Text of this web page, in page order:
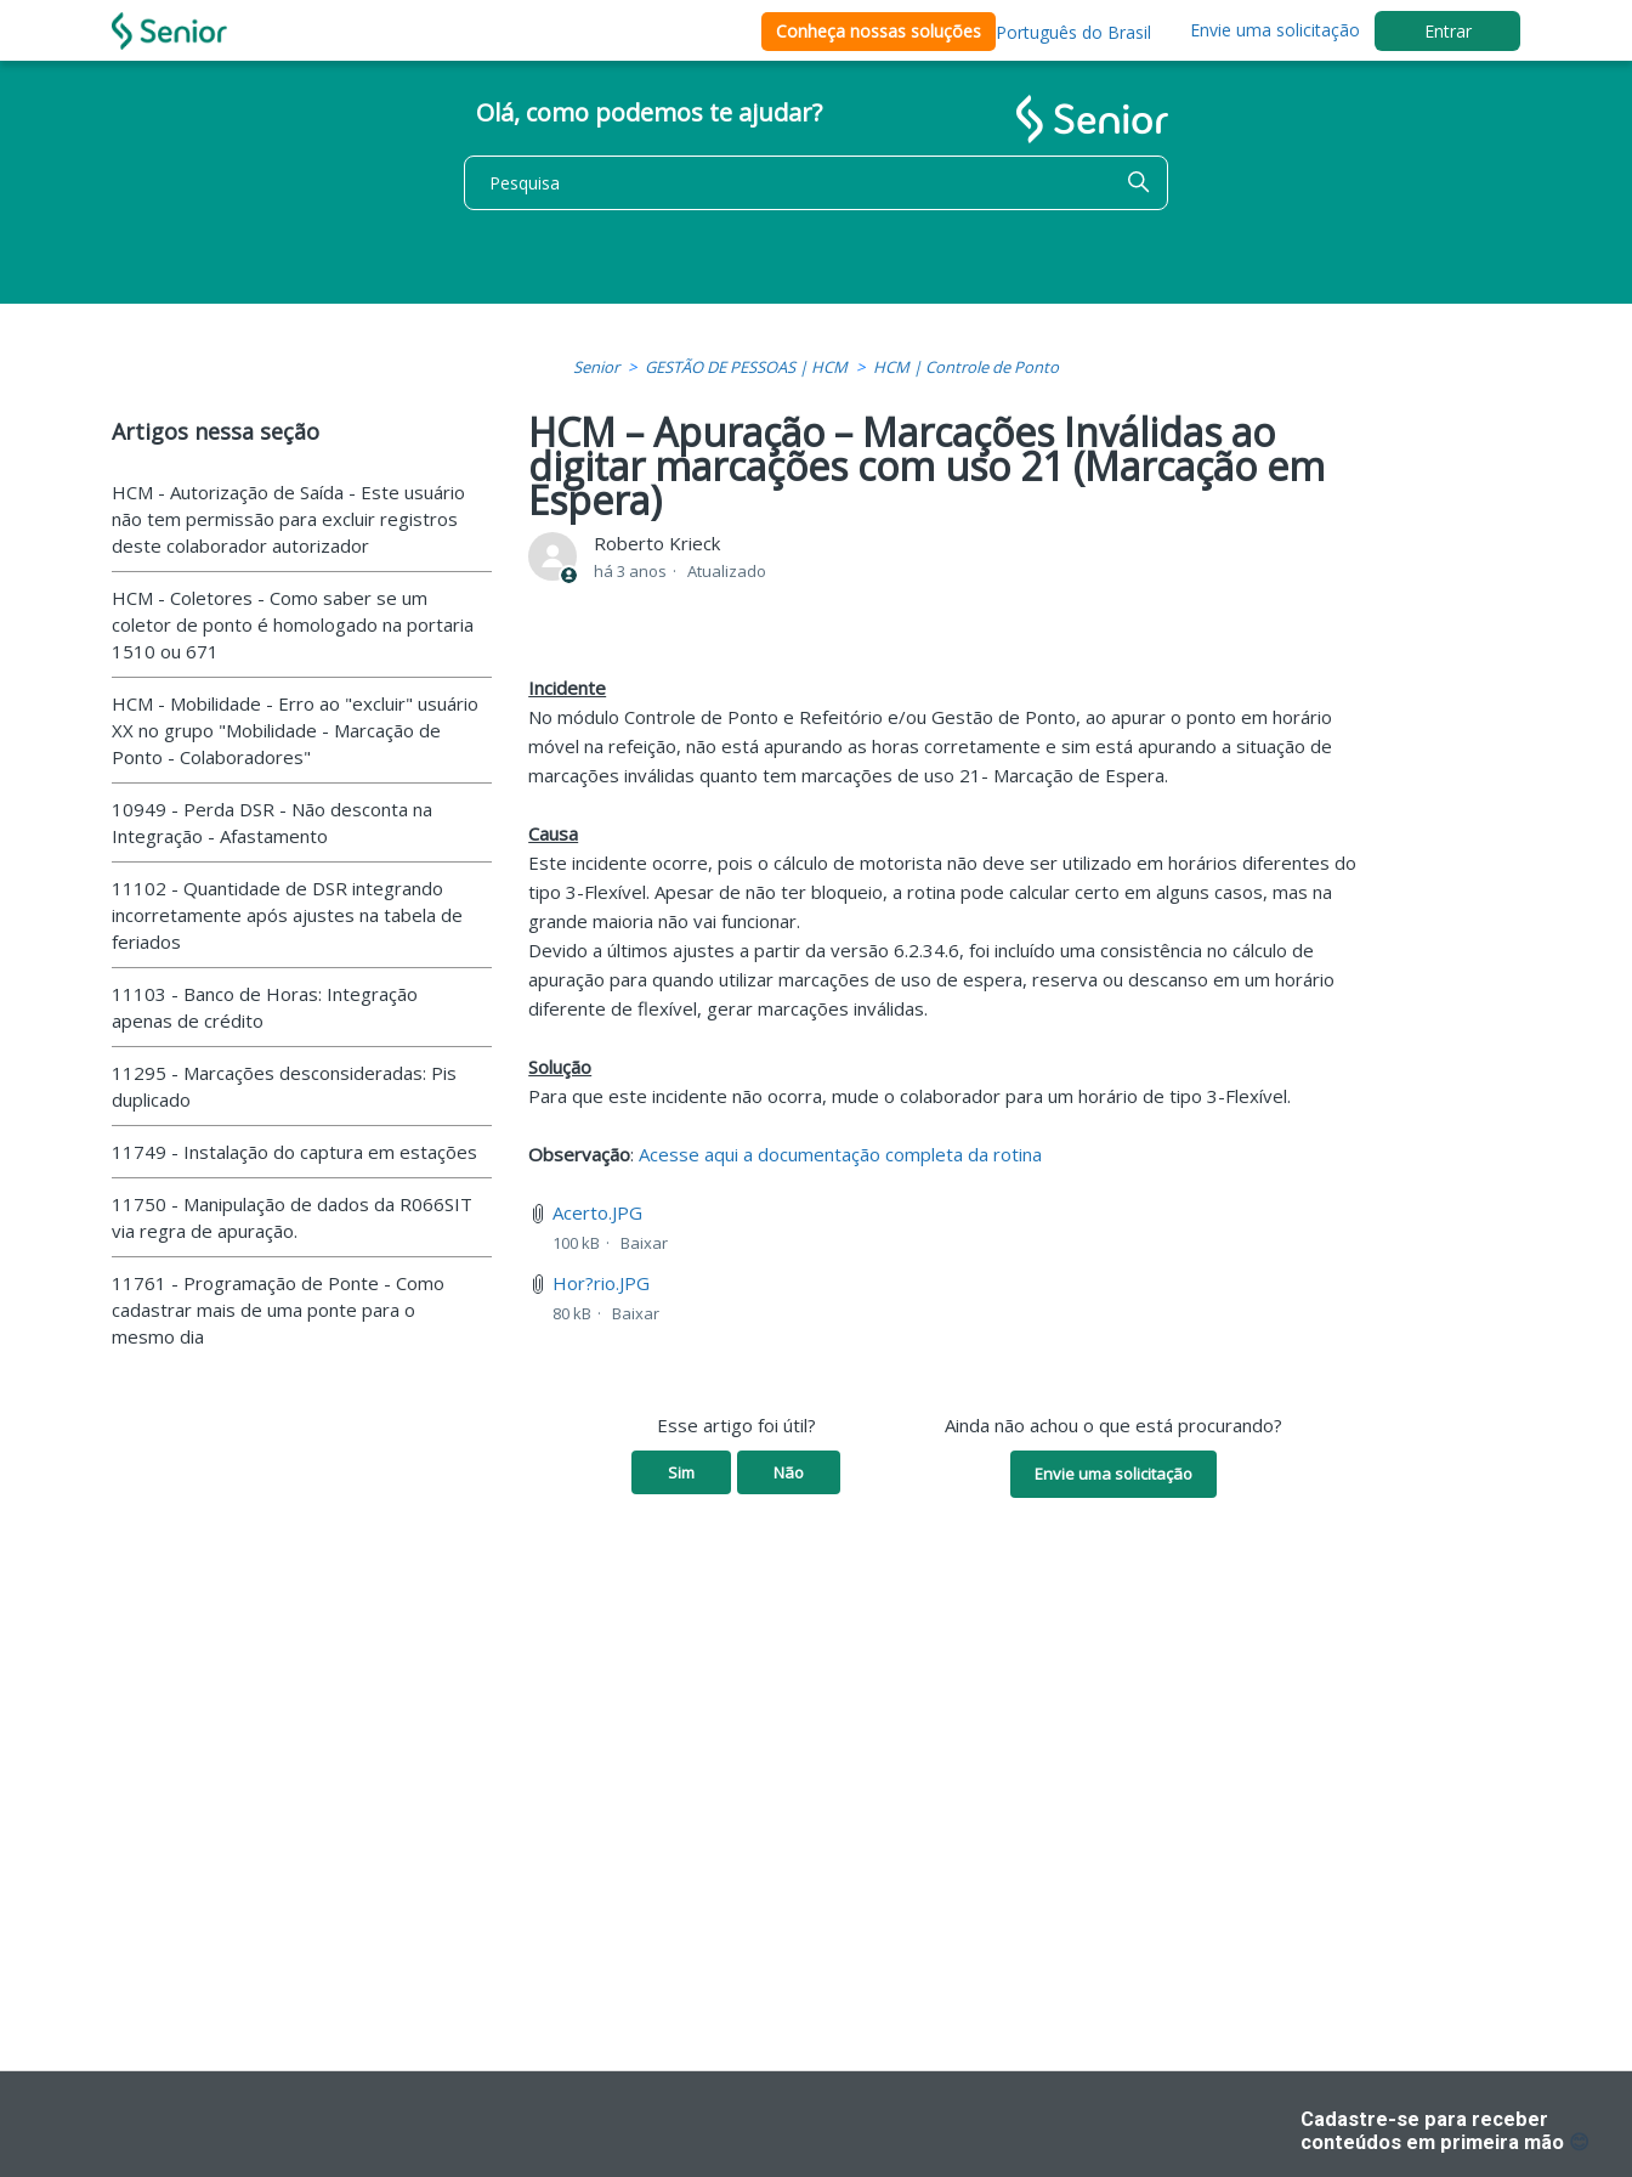
Conheça nossas soluções Português do Brasil Envie uma solicitação Entrar
Olá, como podemos te ajudar?
Senior GESTÃO DE PESSOAS | HCM HCM | Controle de Ponto
Artigos nessa seção
HCM - Autorização de Saída - Este usuário
não tem permissão para excluir registros
deste colaborador autorizador
HCM - Coletores - Como saber se um
coletor de ponto é homologado na portaria
1510 ou 671
HCM - Mobilidade - Erro ao "excluir" usuário
XX no grupo "Mobilidade - Marcação de
Ponto - Colaboradores"
10949 - Perda DSR - Não desconta na
Integração - Afastamento
11102 - Quantidade de DSR integrando
incorretamente após ajustes na tabela de
feriados
11103 - Banco de Horas: Integração
apenas de crédito
11295 - Marcações desconsideradas: Pis
duplicado
11749 - Instalação do captura em estações
11750 - Manipulação de dados da R066SIT
via regra de apuração.
11761 - Programação de Ponte - Como
cadastrar mais de uma ponte para o
mesmo dia
HCM – Apuração – Marcações Inválidas ao
digitar marcações com uso 21 (Marcação em
Espera)
Roberto Krieck
há 3 anos Atualizado
Incidente
No módulo Controle de Ponto e Refeitório e/ou Gestão de Ponto, ao apurar o ponto em horário
móvel na refeição, não está apurando as horas corretamente e sim está apurando a situação de
marcações inválidas quanto tem marcações de uso 21- Marcação de Espera.
Causa
Este incidente ocorre, pois o cálculo de motorista não deve ser utilizado em horários diferentes do
tipo 3-Flexível. Apesar de não ter bloqueio, a rotina pode calcular certo em alguns casos, mas na
grande maioria não vai funcionar.
Devido a últimos ajustes a partir da versão 6.2.34.6, foi incluído uma consistência no cálculo de
apuração para quando utilizar marcações de uso de espera, reserva ou descanso em um horário
diferente de flexível, gerar marcações inválidas.
Solução
Para que este incidente não ocorra, mude o colaborador para um horário de tipo 3-Flexível.
Observação:Acesse aqui a documentação completa da rotina
Acerto.JPG
100 kB Baixar
Hor?rio.JPG
80 kB Baixar
Esse artigo foi útil?
Sim Não
Ainda não achou o que está procurando?
Envie uma solicitação